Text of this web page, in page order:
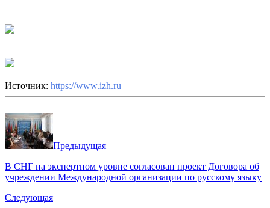
Источник: https://www.izh.ru
Предыдущая
В СНГ на экспертном уровне согласован проект Договора об
учреждении Международной организации по русскому языку
Следующая